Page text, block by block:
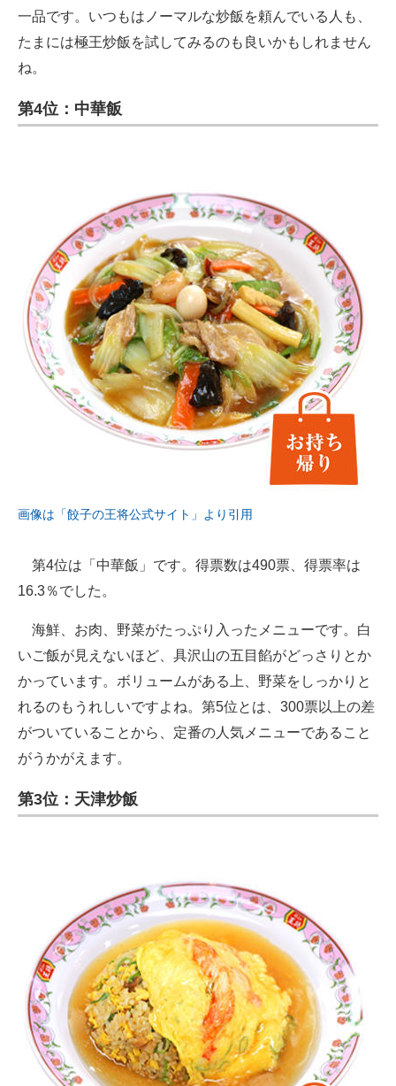
一品です。いつもはノーマルな炒飯を頼んでいる人も、
たまには極王炒飯を試してみるのも良いかもしれません
ね。
第4位：中華飯
画像は「餃子の王将公式サイト」より引用
第4位は「中華飯」です。得票数は490票、得票率は
16.3％でした。
海鮮、お肉、野菜がたっぷり入ったメニューです。白
いご飯が見えないほど、具沢山の五目餡がどっさりとか
かっています。ボリュームがある上、野菜をしっかりと
れるのもうれしいですよね。第5位とは、300票以上の差
がついていることから、定番の人気メニューであること
がうかがえます。
第3位：天津炒飯